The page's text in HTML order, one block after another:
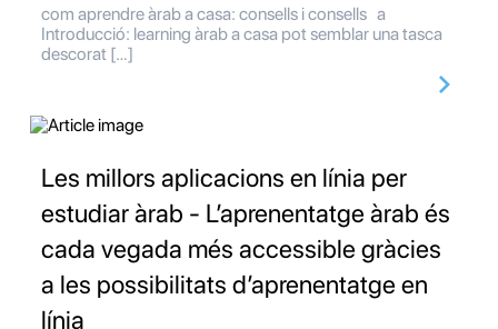
com aprendre àrab a casa: consells i consells a
Introducció: learning àrab a casa pot semblar una tasca
descorat […]
Les millors aplicacions en línia per
estudiar àrab - L’aprenentatge àrab és
cada vegada més accessible gràcies
a les possibilitats d’aprenentatge en
línia